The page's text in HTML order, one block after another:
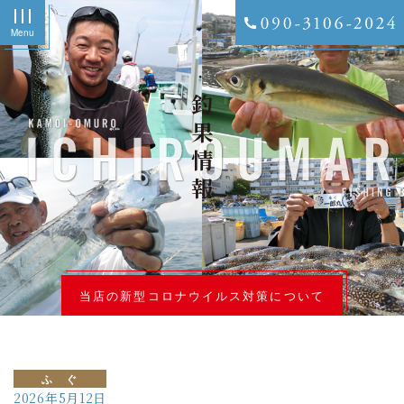
Menu
釣果情報
当店の新型コロナウイルス対策について
ふ ぐ
2026年5月12日